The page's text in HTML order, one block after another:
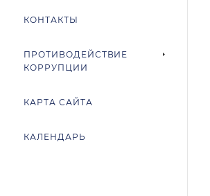
КОНТАКТЫ
ПРОТИВОДЕЙСТВИЕ
КОРРУПЦИИ
КАРТА САЙТА
КАЛЕНДАРЬ